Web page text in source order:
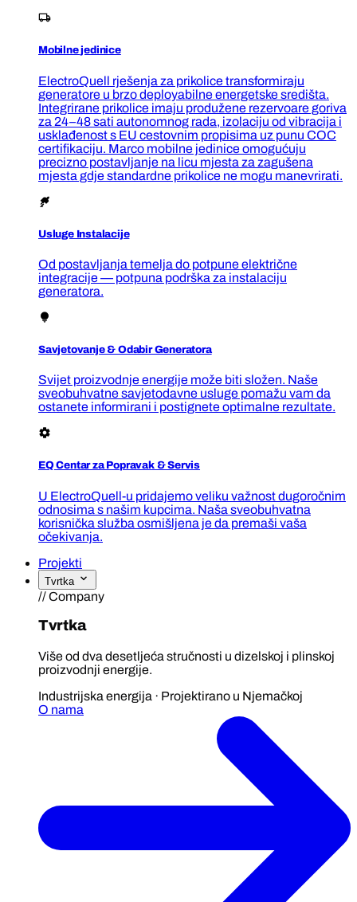
Mobilne jedinice
ElectroQuell rješenja za prikolice transformiraju
generatore u brzo deployabilne energetske središta.
Integrirane prikolice imaju produžene rezervoare goriva
za 24–48 sati autonomnog rada, izolaciju od vibracija i
usklađenost s EU cestovnim propisima uz punu COC
certifikaciju. Marco mobilne jedinice omogućuju
precizno postavljanje na licu mjesta za zagušena
mjesta gdje standardne prikolice ne mogu manevrirati.
Usluge Instalacije
Od postavljanja temelja do potpune električne
integracije — potpuna podrška za instalaciju
generatora.
Savjetovanje & Odabir Generatora
Svijet proizvodnje energije može biti složen. Naše
sveobuhvatne savjetodavne usluge pomažu vam da
ostanete informirani i postignete optimalne rezultate.
EQ Centar za Popravak & Servis
U ElectroQuell-u pridajemo veliku važnost dugoročnim
odnosima s našim kupcima. Naša sveobuhvatna
korisnička služba osmišljena je da premaši vaša
očekivanja.
Projekti
Tvrtka
// Company
Tvrtka
Više od dva desetljeća stručnosti u dizelskoj i plinskoj
proizvodnji energije.
Industrijska energija · Projektirano u Njemačkoj
O nama